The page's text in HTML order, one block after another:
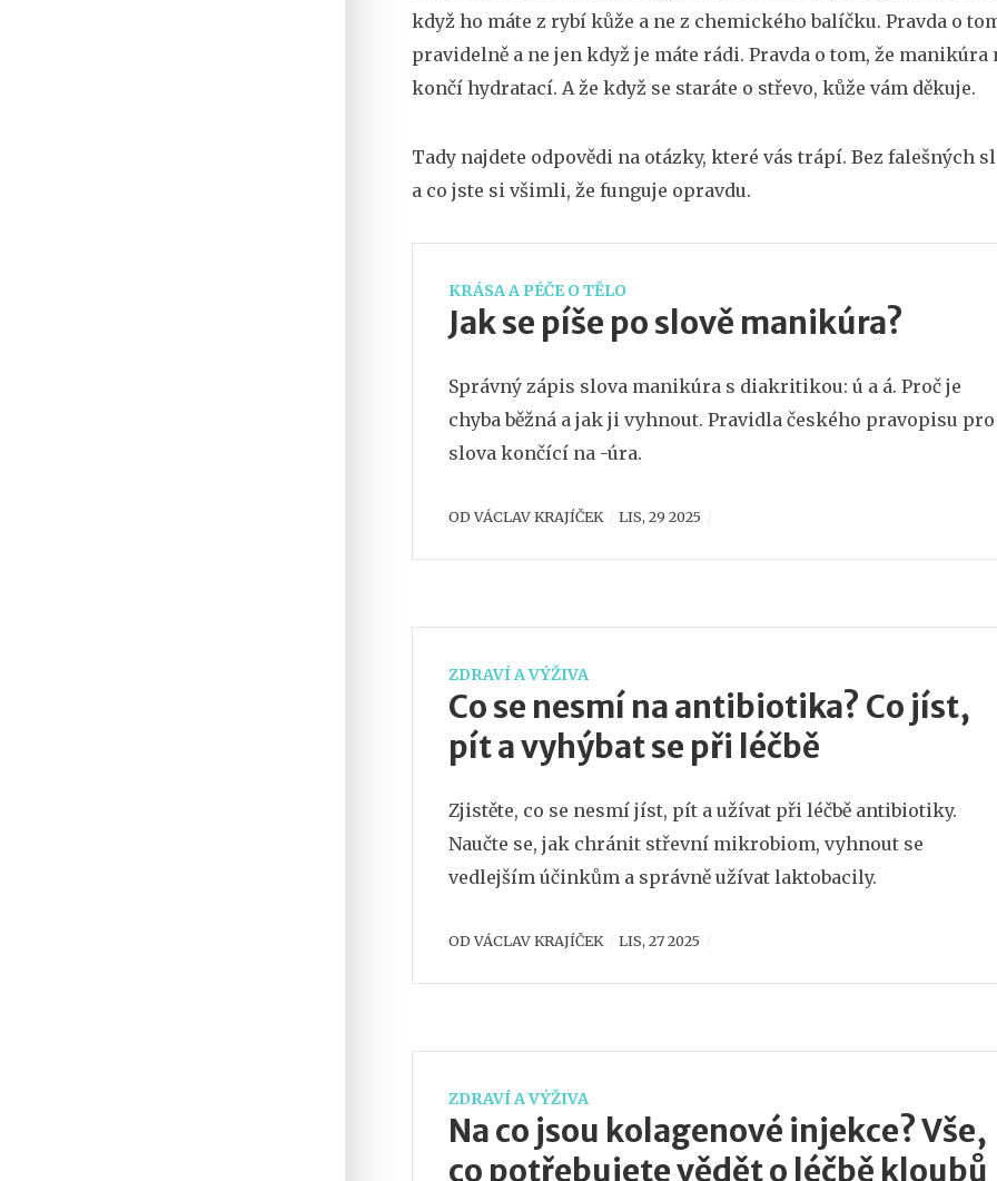
když ho máte z rybí kůže a ne z chemického balíčku. Pravda o
pravidelně a ne jen když je máte rádi. Pravda o tom, že
končí hydratací. A že když se staráte o střevo, kůže vám děkuje.
Tady najdete odpovědi na otázky, které vás trápí. Bez falešných
a co jste si všimli, že funguje opravdu.
KRÁSA A PÉČE O TĚLO
Jak se píše po slově manikúra?
Správný zápis slova manikúra s diakritikou: ú a á. Proč je
chyba běžná a jak ji vyhnout. Pravidla českého pravopisu pro
slova končící na -úra.
ODVÁCLAV KRAJÍČEK LIS, 29 2025
ZDRAVÍ A VÝŽIVA
Co se nesmí na antibiotika? Co jíst,
pít a vyhýbat se při léčbě
Zjistěte, co se nesmí jíst, pít a užívat při léčbě antibiotiky.
Naučte se, jak chránit střevní mikrobiom, vyhnout se
vedlejším účinkům a správně užívat laktobacily.
ODVÁCLAV KRAJÍČEK LIS, 27 2025
ZDRAVÍ A VÝŽIVA
Na co jsou kolagenové injekce? Vše,
co potřebujete vědět o léčbě kloubů